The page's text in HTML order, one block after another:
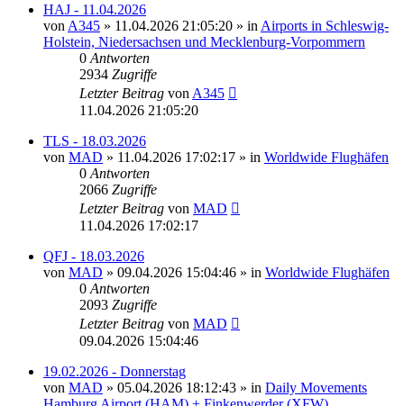
HAJ - 11.04.2026
von A345 » 11.04.2026 21:05:20 » in Airports in Schleswig-
Holstein, Niedersachsen und Mecklenburg-Vorpommern
0 Antworten
2934 Zugriffe
Letzter Beitrag von A345
11.04.2026 21:05:20
TLS - 18.03.2026
von MAD » 11.04.2026 17:02:17 » in Worldwide Flughäfen
0 Antworten
2066 Zugriffe
Letzter Beitrag von MAD
11.04.2026 17:02:17
QFJ - 18.03.2026
von MAD » 09.04.2026 15:04:46 » in Worldwide Flughäfen
0 Antworten
2093 Zugriffe
Letzter Beitrag von MAD
09.04.2026 15:04:46
19.02.2026 - Donnerstag
von MAD » 05.04.2026 18:12:43 » in Daily Movements